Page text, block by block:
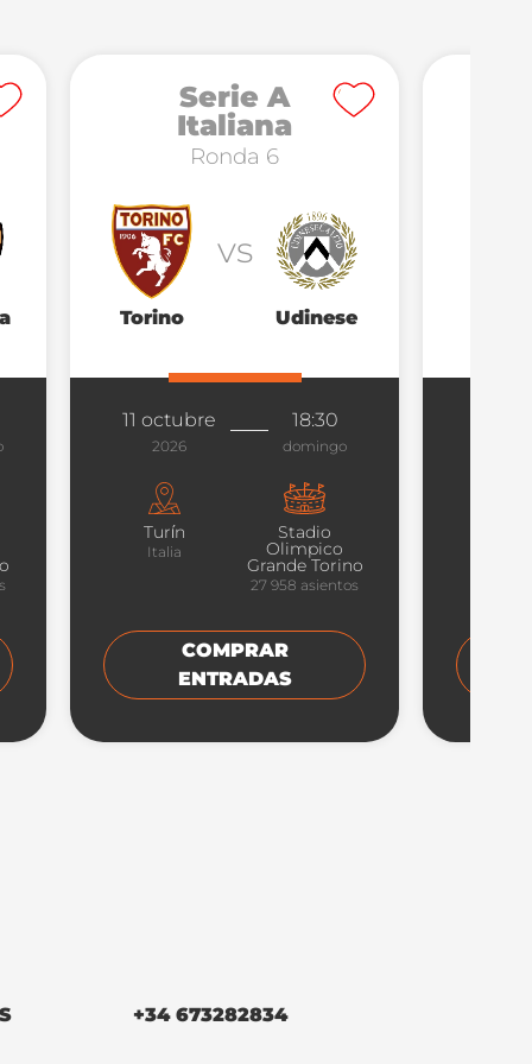
Serie A
Italiana
Ronda 6
Torino
vs
Udinese
11 octubre
2026
18:30
domingo
Turín
Italia
Stadio
Olimpico
Grande Torino
27 958 asientos
COMPRAR
ENTRADAS
+34 673282834